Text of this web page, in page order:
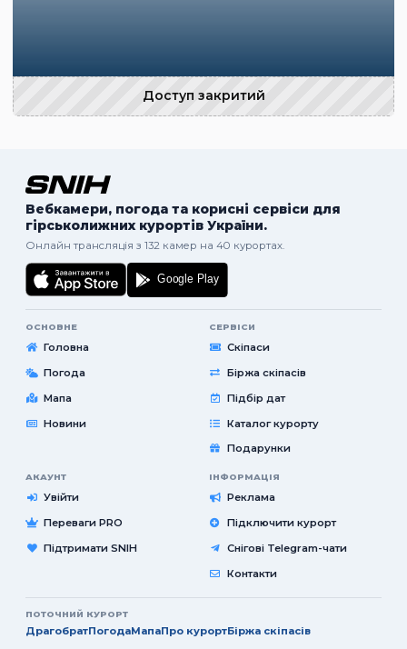
Доступ закритий
Вебкамери, погода та корисні сервіси для
гірськолижних курортів України.
Онлайн трансляція з 132 камер на 40 курортах.
ОСНОВНЕ
Головна
Погода
Мапа
Новини
СЕРВІСИ
Скіпаси
Біржа скіпасів
Підбір дат
Каталог курорту
Подарунки
АКАУНТ
Увійти
Переваги PRO
Підтримати SNIH
ІНФОРМАЦІЯ
Реклама
Підключити курорт
Снігові Telegram-чати
Контакти
ПОТОЧНИЙ КУРОРТ
ДрагобратПогодаМапаПро курортБіржа скіпасів